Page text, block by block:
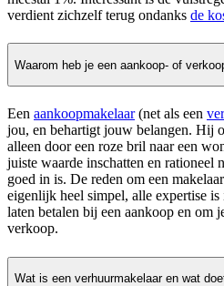
verdient zichzelf terug ondanks de
Waarom heb je een aankoop- of
Een aankoopmakelaar(net als een
jou, en behartigt jouw belangen. Hij
alleen door een roze bril naar een
juiste waarde inschatten en rationeel
goed in is. De reden om een
eigenlijk heel simpel, alle expertise
laten betalen bij een aankoop en om
verkoop.
Wat is een verhuurmakelaar en wat